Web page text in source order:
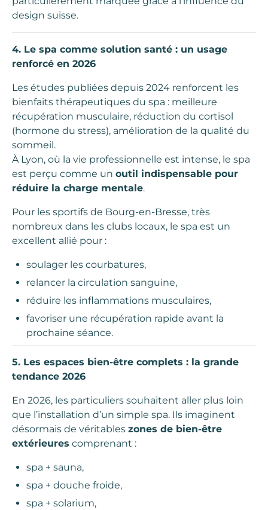
design suisse.
4. Le spa comme solution santé : un usage
renforcé en 2026
Les études publiées depuis 2024 renforcent les
bienfaits thérapeutiques du spa : meilleure
récupération musculaire, réduction du cortisol
(hormone du stress), amélioration de la qualité du
sommeil.
À Lyon, où la vie professionnelle est intense, le spa
est perçu comme un outil indispensable pour
réduire la charge mentale.
Pour les sportifs de Bourg-en-Bresse, très
nombreux dans les clubs locaux, le spa est un
excellent allié pour :
soulager les courbatures,
relancer la circulation sanguine,
réduire les inflammations musculaires,
favoriser une récupération rapide avant la
prochaine séance.
5. Les espaces bien-être complets : la grande
tendance 2026
En 2026, les particuliers souhaitent aller plus loin
que l’installation d’un simple spa. Ils imaginent
désormais de véritables zones de bien-être
extérieures comprenant :
spa + sauna,
spa + douche froide,
spa + solarium,